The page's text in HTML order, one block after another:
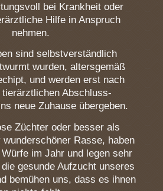
bei Krankheit oder
Hilfe in Anspruch
nehmen.
sind selbstverständlich
wurden, altersgemäß
und werden erst nach
Abschluss-
neue Zuhause übergeben.
Züchter oder besser als
wunderschöner Rasse, haben
im Jahr und legen sehr
gesunde Aufzucht unseres
bemühen uns, dass es ihnen